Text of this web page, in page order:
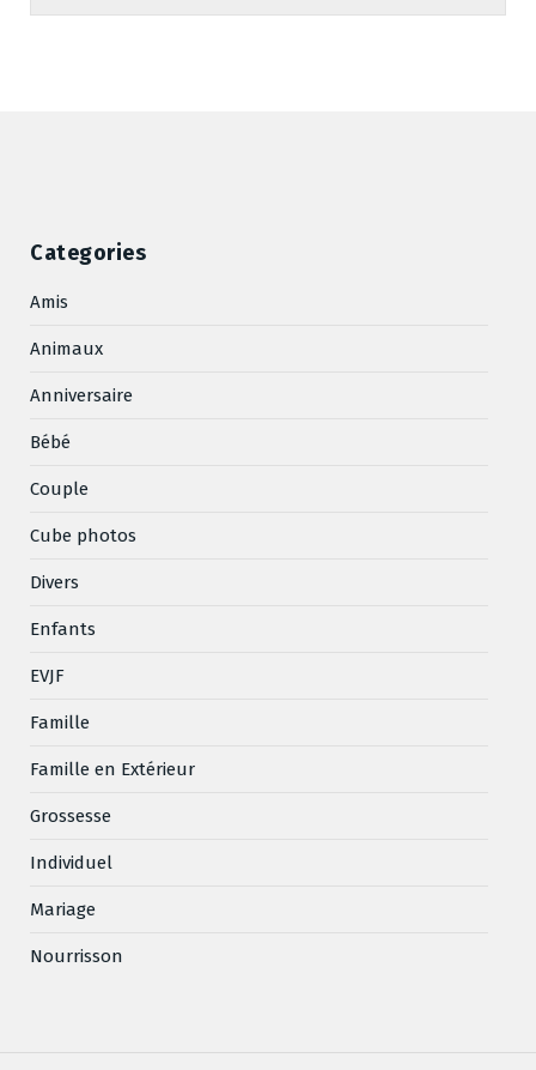
Categories
Amis
Animaux
Anniversaire
Bébé
Couple
Cube photos
Divers
Enfants
EVJF
Famille
Famille en Extérieur
Grossesse
Individuel
Mariage
Nourrisson